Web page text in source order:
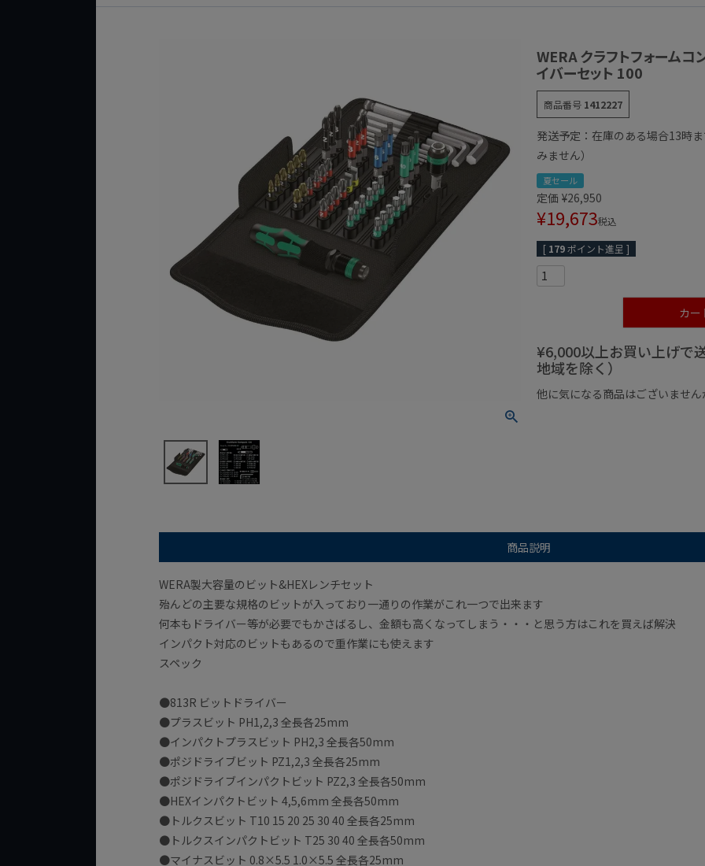
WERA クラフトフォームコ
イバーセット 100
商品番号 1412227
発送予定：在庫のある場合13時
みません）
夏セール
定価 ¥26,950
¥19,673税込
[ 179ポイント進呈 ]
カー
¥6,000以上お買い上げで
地域を除く）
他に気になる商品はございません
商品説明
WERA製大容量のビット&HEXレンチセット
殆んどの主要な規格のビットが入っており一通りの作業がこれ一つで出来ます
何本もドライバー等が必要でもかさばるし、金額も高くなってしまう・・・と思う方はこれを買えば解決
インパクト対応のビットもあるので重作業にも使えます
スペック
●813R ビットドライバー
●プラスビット PH1,2,3 全長各25mm
●インパクトプラスビット PH2,3 全長各50mm
●ポジドライブビット PZ1,2,3 全長各25mm
●ポジドライブインパクトビット PZ2,3 全長各50mm
●HEXインパクトビット 4,5,6mm 全長各50mm
●トルクスビット T10 15 20 25 30 40 全長各25mm
●トルクスインパクトビット T25 30 40 全長各50mm
●マイナスビット 0.8×5.5 1.0×5.5 全長各25mm